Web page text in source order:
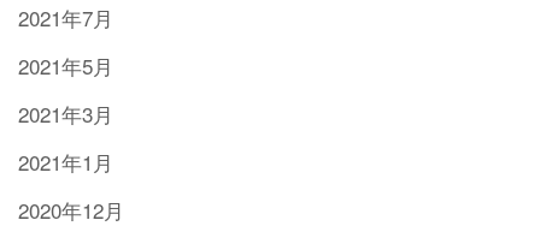
2021年7月
2021年5月
2021年3月
2021年1月
2020年12月